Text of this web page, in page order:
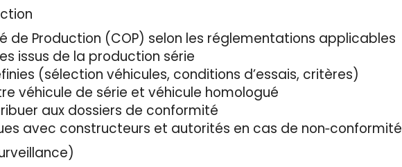
de Production (COP) selon les réglementations applicables
issus de la production série
(sélection véhicules, conditions d’essais, critères)
véhicule de série et véhicule homologué
aux dossiers de conformité
avec constructeurs et autorités en cas de non‑conformité